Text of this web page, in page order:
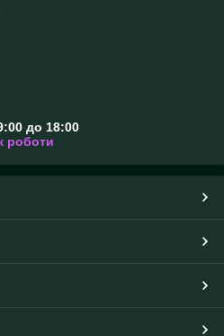
до 18:00
роботи